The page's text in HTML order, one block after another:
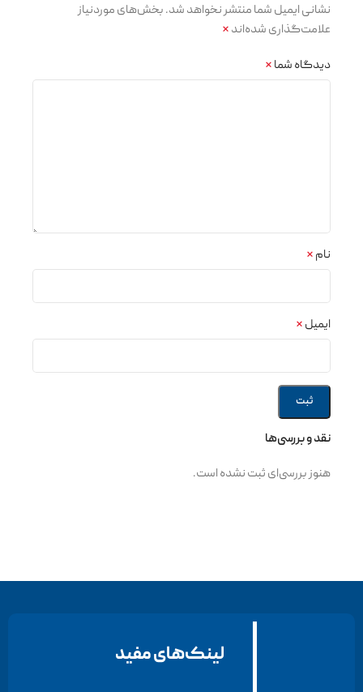
نقد و بررسی‌ها
هنوز بررسی‌ای ثبت نشده است.
نشانی ایمیل شما منتشر نخواهد شد.بخش‌های موردنیاز
علامت‌گذاری شده‌اند*
دیدگاه شما*
نام*
ایمیل*
لینک‌های مفید